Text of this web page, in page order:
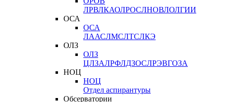
ЛРВЛКАОЛРОСЛНОВЛОЛГИИ
ОСА
ОСА
ЛААСЛМСЛТСЛКЭ
ОЛЗ
ОЛЗ
ЦЛЗАЛРФЛДЗОСЛРЭВГОЗА
НОЦ
НОЦ
Отдел аспирантуры
Обсерватории